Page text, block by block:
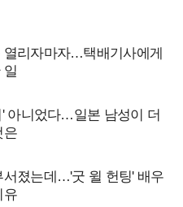
열리자마자…택배기사에게
일
아니었다…일본 남성이 더
은
서졌는데…'굿 윌 헌팅' 배우
유